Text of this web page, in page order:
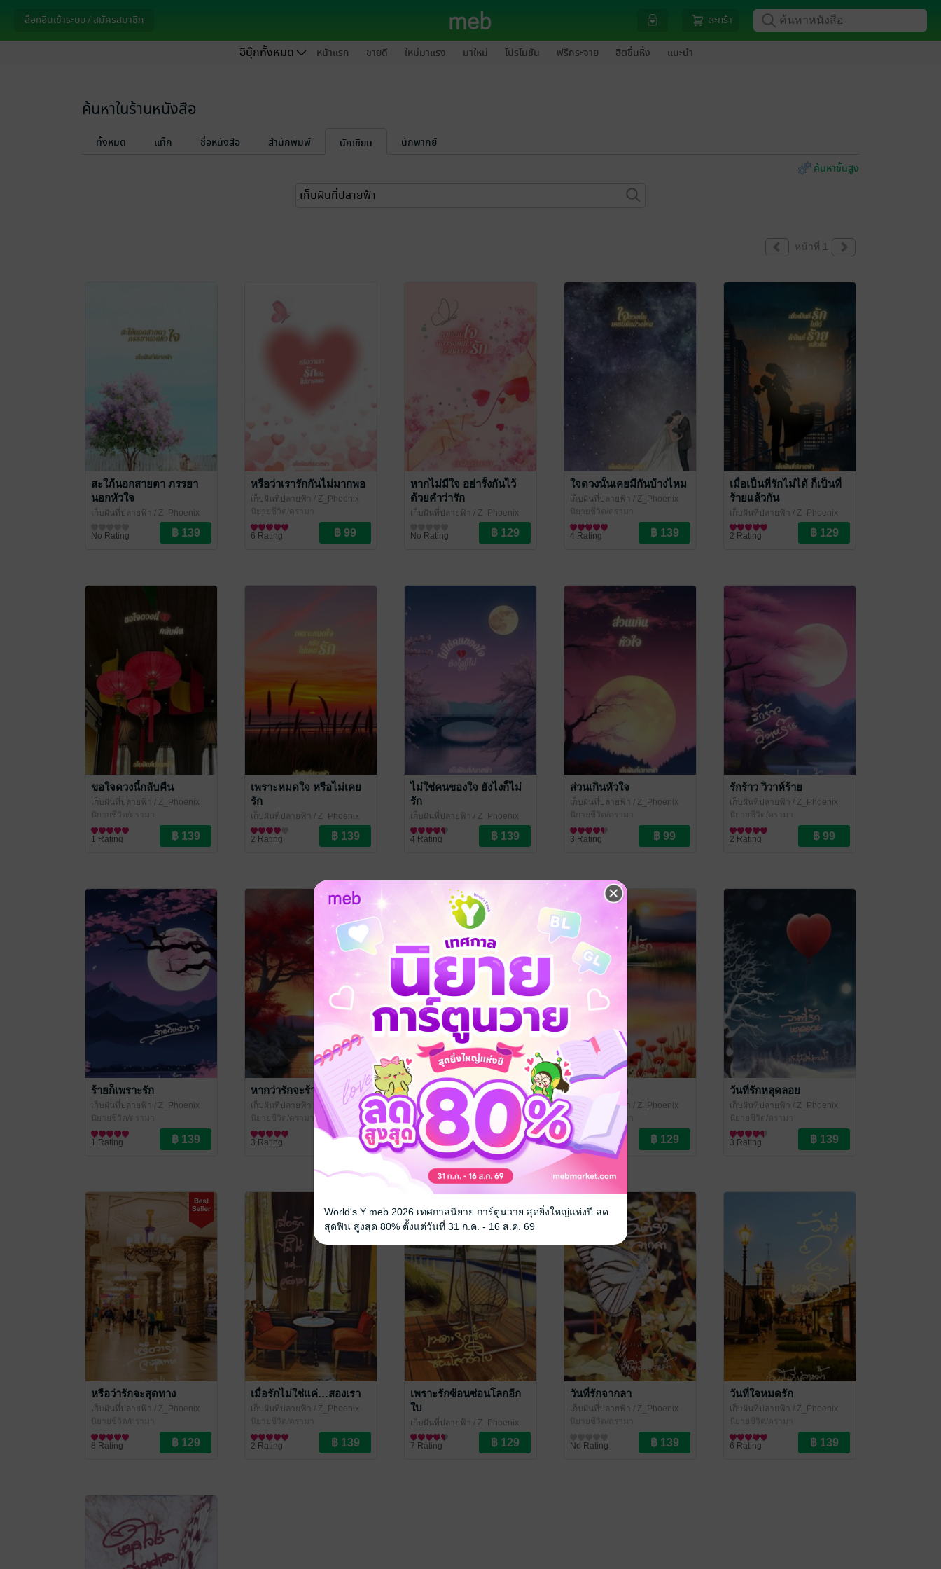
ล็อกอินเข้าระบบ / สมัครสมาชิก ตะกร้า
อีบุ๊กทั้งหมด หน้าแรก ขายดี ใหม่มาแรง มาใหม่ โปรโมชัน ฟรีกระจาย ฮิตขึ้นหิ้ง แนะนำ
ค้นหาในร้านหนังสือ
ทั้งหมด แท็ก ชื่อหนังสือ สำนักพิมพ์ นักเขียน
นักพากย์
ค้นหาขั้นสูง
หน้าที่ 1
สะใภ้นอกสายตา ภรรยา
นอกหัวใจ
เก็บฝันที่ปลายฟ้า / Z_Phoenix
No Rating
หรือว่าเรารักกันไม่มากพอ
เก็บฝันที่ปลายฟ้า / Z_Phoenix
นิยายชีวิต/ดรามา
6 Rating
หากไม่มีใจ อย่ารั้งกันไว้
ด้วยคำว่ารัก
เก็บฝันที่ปลายฟ้า / Z_Phoenix
No Rating
ใจดวงนั้นเคยมีกันบ้างไหม
เก็บฝันที่ปลายฟ้า / Z_Phoenix
นิยายชีวิต/ดรามา
4 Rating
เมื่อเป็นที่รักไม่ได้ ก็เป็นที่
ร้ายแล้วกัน
เก็บฝันที่ปลายฟ้า / Z_Phoenix
นิยายชีวิต/ดรามา
2 Rating
ขอใจดวงนี้กลับคืน
เก็บฝันที่ปลายฟ้า / Z_Phoenix
นิยายชีวิต/ดรามา
1 Rating
เพราะหมดใจ หรือไม่เคย
รัก
เก็บฝันที่ปลายฟ้า / Z_Phoenix
นิยายชีวิต/ดรามา
2 Rating
ไม่ใช่คนของใจ ยังไงก็ไม่
รัก
เก็บฝันที่ปลายฟ้า / Z_Phoenix
นิยายชีวิต/ดรามา
4 Rating
ส่วนเกินหัวใจ
เก็บฝันที่ปลายฟ้า / Z_Phoenix
นิยายชีวิต/ดรามา
3 Rating
รักร้าว วิวาห์ร้าย
เก็บฝันที่ปลายฟ้า / Z_Phoenix
นิยายชีวิต/ดรามา
2 Rating
ร้ายก็เพราะรัก
เก็บฝันที่ปลายฟ้า / Z_Phoenix
นิยายชีวิต/ดรามา
1 Rating
หากว่ารักจะร้างรา
เก็บฝันที่ปลายฟ้า
/ Z_Phoenix
นิยายชีวิต/ดรามา
3 Rating
หากว่าใจจะร้ายรัก
เก็บฝันที่ปลายฟ้า
/ Z_Phoenix
นิยายชีวิต/ดรามา
1 Rating
เมื่อรู้ว่าไม่รัก
เก็บฝันที่ปลายฟ้า / Z_Phoenix
นิยายชีวิต/ดรามา
4 Rating
วันที่รักหลุดลอย
เก็บฝันที่ปลายฟ้า / Z_Phoenix
นิยายชีวิต/ดรามา
3 Rating
หรือว่ารักจะสุดทาง
เก็บฝันที่ปลายฟ้า / Z_Phoenix
นิยายชีวิต/ดรามา
8 Rating
เมื่อรักไม่ใช่แค่…สองเรา
เก็บฝันที่ปลายฟ้า / Z_Phoenix
นิยายชีวิต/ดรามา
2 Rating
เพราะรักซ้อนซ่อนโลกอีก
ใบ
เก็บฝันที่ปลายฟ้า / Z_Phoenix
นิยายชีวิต/ดรามา
7 Rating
วันที่รักจากลา
เก็บฝันที่ปลายฟ้า / Z_Phoenix
นิยายชีวิต/ดรามา
No Rating
วันที่ใจหมดรัก
เก็บฝันที่ปลายฟ้า / Z_Phoenix
นิยายชีวิต/ดรามา
6 Rating
World's Y meb 2026 เทศกาลนิยาย การ์ตูนวาย สุดยิ่งใหญ่แห่งปี ลด
สุดฟิน สูงสุด 80% ตั้งแต่วันที่ 31 ก.ค. - 16 ส.ค. 69